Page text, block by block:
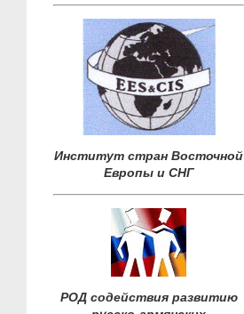
Институт стран Восточной
Европы и СНГ
РОД содействия развитию